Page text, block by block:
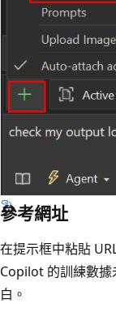
參考網址
在提示框中粘貼
Copilot 的訓練數據
白。